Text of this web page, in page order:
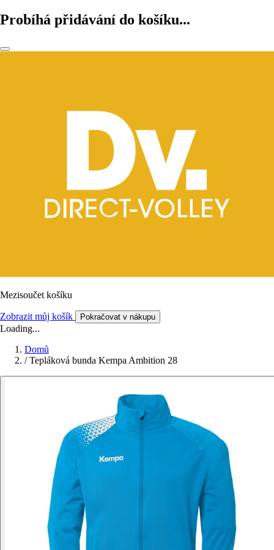
Probíhá přidávání do košíku...
Mezisoučet košíku
Zobrazit můj košík Pokračovat v nákupu
Loading...
Domů
/ Tepláková bunda Kempa Ambition 28